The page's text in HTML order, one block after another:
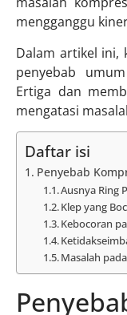
mengganggu
Dalam artikel ini,
penyebab
Ertiga dan
mengatasi
Daftar isi
Penyebab
Ausnya Ring
Klep yang
Kebocoran
Masalah